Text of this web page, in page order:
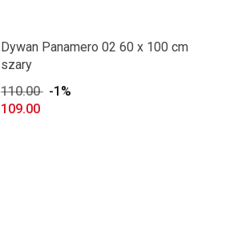
Dywan Panamero 02 60 x 100 cm
szary
110.00
-1%
109.00